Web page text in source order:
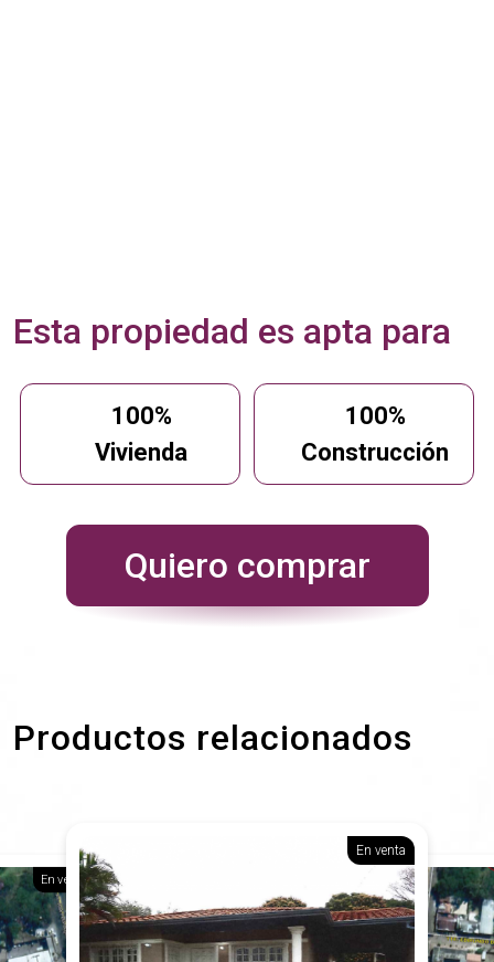
Esta propiedad es apta para
100%
Vivienda
100%
Construcción
Quiero comprar
Productos relacionados
En venta
En venta